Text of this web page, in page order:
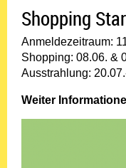
Shopping
Anmeldezeitraum:
Shopping: 08.06. &
Ausstrahlung:
Weiter